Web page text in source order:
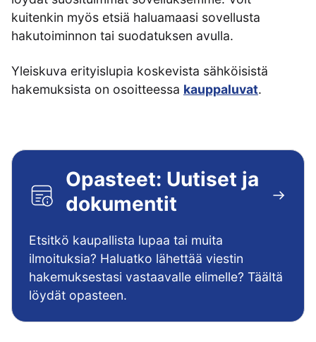
kuitenkin myös etsiä haluamaasi sovellusta
hakutoiminnon tai suodatuksen avulla.
Yleiskuva erityislupia koskevista sähköisistä
hakemuksista on osoitteessa kauppaluvat.
Opasteet: Uutiset ja
dokumentit
Etsitkö kaupallista lupaa tai muita
ilmoituksia? Haluatko lähettää viestin
hakemuksestasi vastaavalle elimelle? Täältä
löydät opasteen.